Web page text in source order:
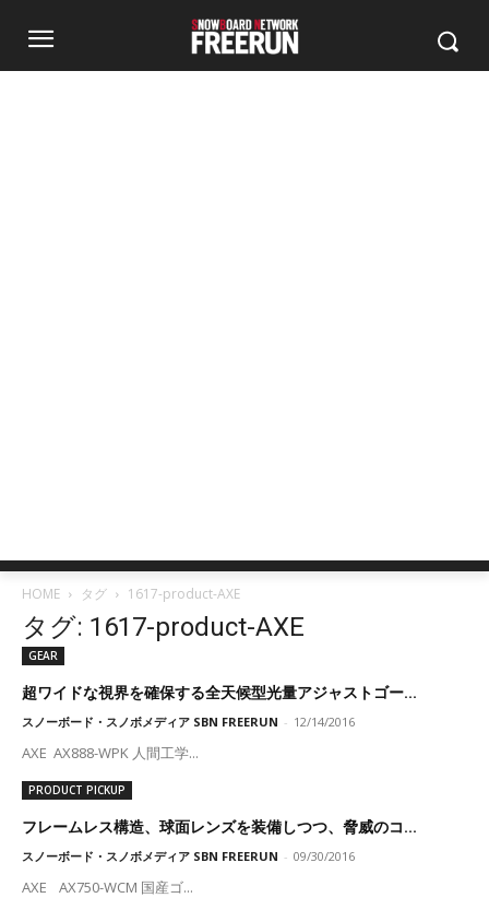
HOME タグ 1617-product-AXE
タグ: 1617-product-AXE
GEAR
超ワイドな視界を確保する全天候型光量アジャストゴー...
スノーボード・スノボメディア SBN FREERUN - 12/14/2016
AXE AX888-WPK 人間工学...
PRODUCT PICKUP
フレームレス構造、球面レンズを装備しつつ、脅威のコ...
スノーボード・スノボメディア SBN FREERUN - 09/30/2016
AXE AX750-WCM 国産ゴ...